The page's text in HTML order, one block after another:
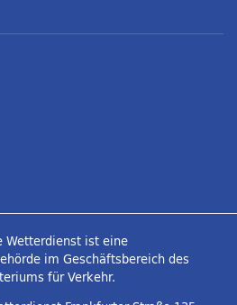
Wetterdienst ist eine
im Geschäftsbereich des
für Verkehr.